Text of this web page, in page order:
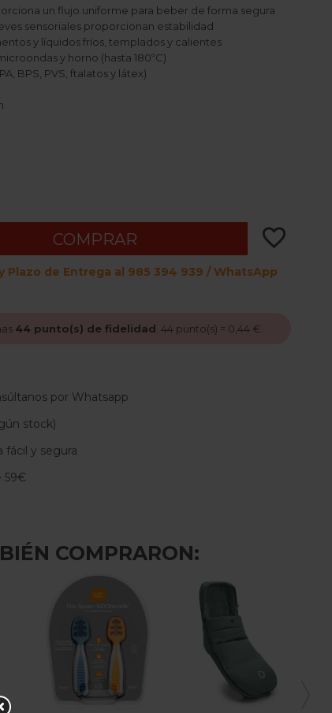
un flujo uniforme para beber de forma segura
sensoriales proporcionan estabilidad
y líquidos fríos, templados y calientes
y horno (hasta 180ºC)
BPS, PVS, ftalatos y látex)
COMPRAR favorite_border
Plazo de Entrega al 985 394 939 / WhatsApp
44 punto(s) de fidelidad 44punto(s) = 0,44 €
por Whatsapp
stock)
fácil y segura
59€
COMPRARON: